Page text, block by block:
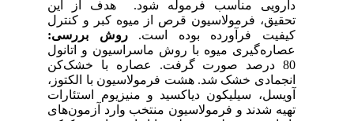
دارویی مناسب فرموله شود. ‌ هدف از این
تحقیق، فرمولاسیون قرص از میوه کبر و کنترل
کیفیت فرآورده بوده است.روش بررسی:
عصاره‌گیری میوه با روش ماسراسیون و اتانول
80 درصد صورت گرفت. عصاره با خشک‌کن
انجمادی خشک شد. هشت فرمولاسیون با الکتوز،
آویسل، سیلیکون دیاکسید و منیزیوم استئارات
تهیه شدند و فرمولاسیون منتخب وارد آزمون‌های